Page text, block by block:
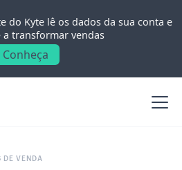
do Kyte lê os dados da sua conta e
a transformar vendas
Conheça
DE VENDA